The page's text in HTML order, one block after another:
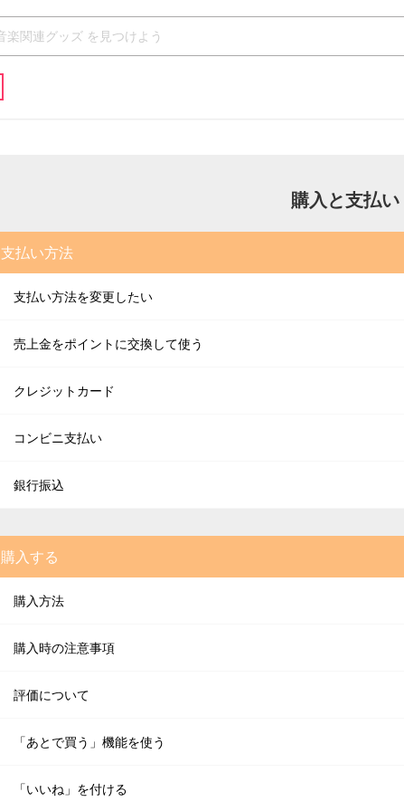
購入と支払い
支払い方法
支払い方法を変更したい
売上金をポイントに交換して使う
クレジットカード
コンビニ支払い
銀行振込
購入する
購入方法
購入時の注意事項
評価について
「あとで買う」機能を使う
「いいね」を付ける